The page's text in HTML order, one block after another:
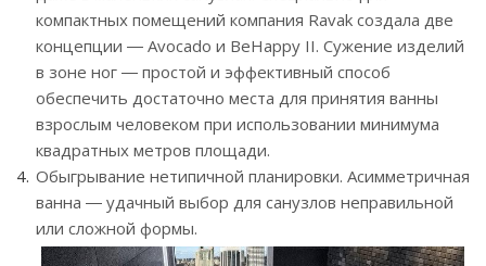
компактных помещений компания Ravak создала две
концепции ― Avocado и BeHappy II. Сужение изделий
в зоне ног ― простой и эффективный способ
обеспечить достаточно места для принятия ванны
взрослым человеком при использовании минимума
квадратных метров площади.
Обыгрывание нетипичной планировки. Асимметричная
ванна ― удачный выбор для санузлов неправильной
или сложной формы.